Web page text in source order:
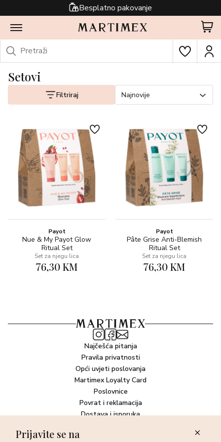
Besplatno pakovanje
Setovi
Filtriraj Najnovije
Payot
Nue & My Payot Glow
Ritual Set
Set za njegu lica
76,30 KM
Payot
Pâte Grise Anti-Blemish
Ritual Set
Set za njegu lica
76,30 KM
Najčešća pitanja
Pravila privatnosti
Opći uvjeti poslovanja
Martimex Loyalty Card
Poslovnice
Povrat i reklamacija
Dostava i isporuka
Prijavite se na